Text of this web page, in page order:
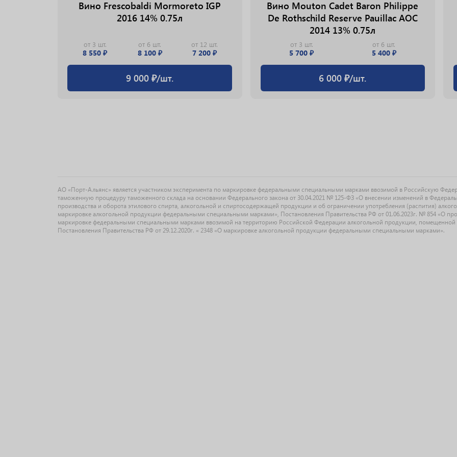
Вино Frescobaldi Mormoreto IGP
2016 14% 0.75л
8 550 ₽
от 3 шт.
8 100 ₽
от 6 шт.
7 200 ₽
от 12 шт.
9 000 ₽/шт.
Вино Mouton Cadet Baron Philippe
De Rothschild Reserve Pauillac АОС
2014 13% 0.75л
5 700 ₽
от 3 шт.
5 400 ₽
от 6 шт.
6 000 ₽/шт.
АО «Порт-Альянс» является участником эксперимента по маркировке федеральными специальными марками ввозимой в Российскую
таможенную процедуру таможенного склада на основании Федерального закона от 30.04.2021 № 125-ФЗ «О внесении изменений в
производства и оборота этилового спирта, алкогольной и спиртосодержащей продукции и об ограничении употребления (распития)
маркировке алкогольной продукции федеральными специальными марками», Постановления Правительства РФ от 01.06.2023г. № 854 «О
маркировке федеральными специальными марками ввозимой на территорию Российской Федерации алкогольной продукции,
Постановления Правительства РФ от 29.12.2020г. « 2348 «О маркировке алкогольной продукции федеральными специальными марками».